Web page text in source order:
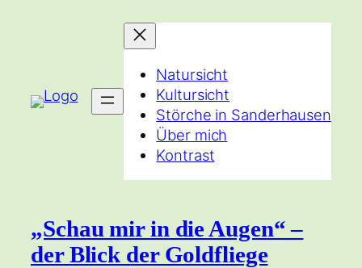
Natursicht
Kultursicht
Störche in Sanderhausen
Über mich
Kontrast
„Schau mir in die Augen“ –
der Blick der Goldfliege